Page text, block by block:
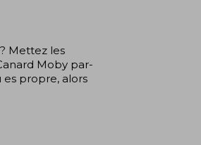
Mettez les
Moby par-
es propre, alors